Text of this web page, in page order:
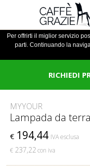
Per offrirti il miglior servizio
parti. Continuando la
RICHIEDI
MYYOUR
Lampada da
€ 194,44 IVA esclusa
€ 237,22con iva